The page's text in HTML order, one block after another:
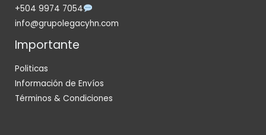
+504 9974 7054
info@grupolegacyhn.com
Importante
Politicas
Información de Envíos
Términos & Condiciones